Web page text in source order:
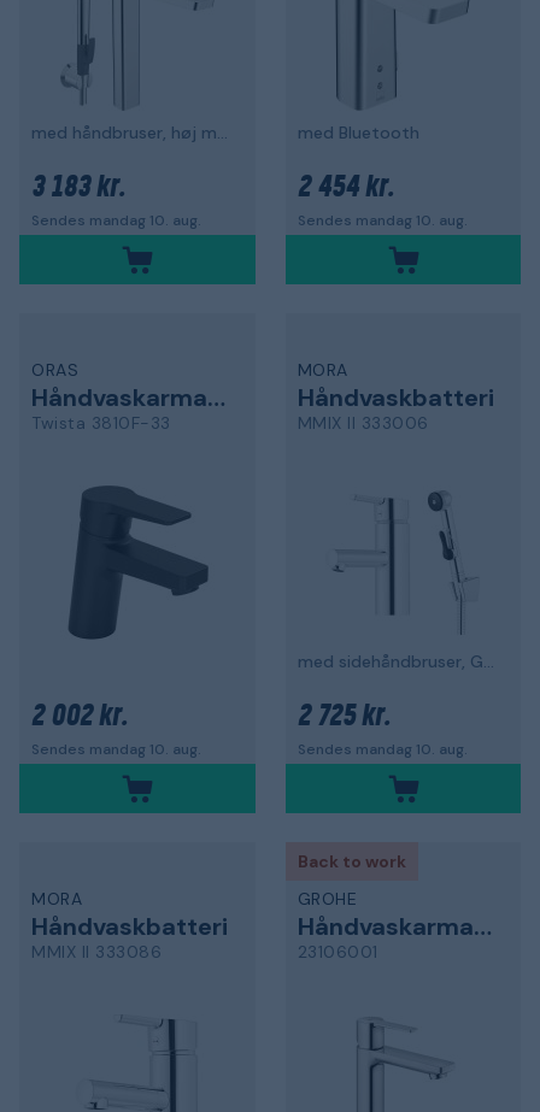
med håndbruser, høj model, krom
3 183 kr.
Sendes mandag 10. aug.
med Bluetooth
2 454 kr.
Sendes mandag 10. aug.
ORAS
Håndvaskarmatur
Twista 3810F-33
2 002 kr.
Sendes mandag 10. aug.
MORA
Håndvaskbatteri
MMIX II 333006
med sidehåndbruser, G10, krom
2 725 kr.
Sendes mandag 10. aug.
MORA
Håndvaskbatteri
MMIX II 333086
Back to work
GROHE
Håndvaskarmatur
23106001